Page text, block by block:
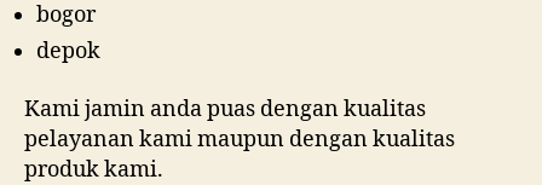
bogor
depok
Kami jamin anda puas dengan kualitas
pelayanan kami maupun dengan kualitas
produk kami.